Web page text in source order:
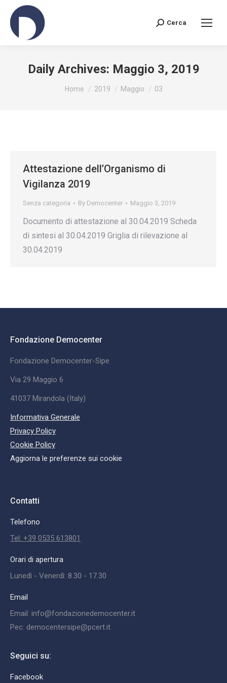
Search:
Cerca
Daily Archives: Maggio 3, 2019
You are here:
Home 2019 Maggio 03
Attestazione dell’Organismo di
Vigilanza 2019
Senza categoria By Democenter Maggio 3, 2019
Documento di attestazione al 30.04.2019 Scheda
di sintesi al 30.04.2019 Griglia di rilevazione al
30.04.2019
Fondazione Democenter
Fondazione Democenter-Sipe
Via 29 Maggio 6
41037 Mirandola (Italy)
Informativa Generale
Privacy Policy
Cookie Policy
Aggiorna le preferenze sui cookie
Contatti
Telefono
Tel: +39 0535 613801
Orari di apertura
Lunedì - Venerdì: 8.30 - 17.30
Email
Email: info@fondazionedemocenter.it
Pec: democentersipe@pcert.it
Seguici su:
Facebook